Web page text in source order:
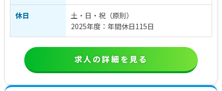
休日
土・日・祝（原則）
2025年度：年間休日115日
求人の詳細を見る